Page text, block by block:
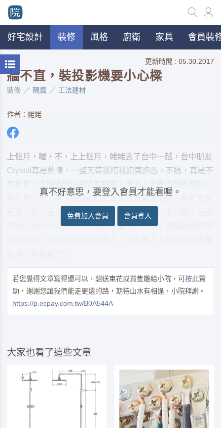
好宅設計 裝修 風格 廚衛 家具 會員裝
更新時間 : 05.30.2017
牆不直，裝投影機要小心樑
裝修 隔牆 工法建材
作者：姥姥
上個月，喔，不，上上個月，姥姥去了台中一趟，台中朋友
Crystal真是熱情，一整天帶我陪我跑東跑西。不過，真是不
些打書行程，唉，台中行的文章現在才有辦法寫，希望大家
見諒。對，這也是預告之後會有幾篇台中的店家介紹。 這篇
先寫Crystal分享她的新家裝潢中最後悔的事，還有她覺得很
真不好意思，要登入會員才能看喔。
免費加入會員 會員登入
若您覺得文章寫得還可以，想送束花或買隻雕給小院，可按此贊
助，謝謝您讓我們能走更遠的路，期待山水有相逢，小院拜謝。
https://p.ecpay.com.tw/B0A544A
大家也看了這些文章